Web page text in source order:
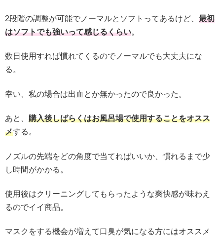
2段階の調整が可能でノーマルとソフトってあるけど、 最初
はソフトでも強いって感じるくらい。
数日使用すれば慣れてくるのでノーマルでも大丈夫にな
る。
幸い、私の場合は出血とか無かったので良かった。
あと、 購入後しばらくはお風呂場で使用することをオスス
メする。
ノズルの先端をどの角度で当てればいいか、慣れるまで少
し時間がかかる。
使用後はクリーニングしてもらったような爽快感が味わえ
るのでイイ商品。
マスクをする機会が増えて口臭が気になる方にはオススメ